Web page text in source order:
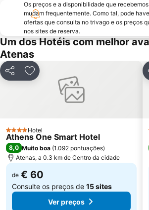
Passeio por Atenas
Museu da
Pedion Areos
Neo
Peiraiki
Thissio
Temple of Rome and Augustus
Egaleo
Agia
Metropolitan EXPO
Platia Mitropoleos
Athens
Merlin de Douai Mansion The Embassy of France
Museu
Os preços e a disponibilidade que
mudam frequentemente. Como tal, pode
ofertas que consulta no trivago e os preços
nos sites de reserva.
Um dos Hotéis com melhor
Atenas
PartilharAdicionar aos favoritos
4 Estrelas
Hotel
Athens One Smart Hotel
8,0 Muito boa (1.092 pontuações)
Atenas, a 0.3 km de Centro da cidade
de € 60
Consulte os preços de 15 sites
Ver preços